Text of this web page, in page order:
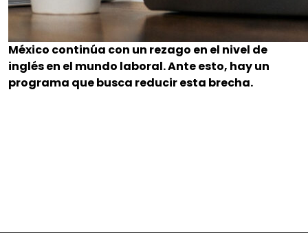
México continúa con un rezago en el nivel de
inglés en el mundo laboral. Ante esto, hay un
programa que busca reducir esta brecha.